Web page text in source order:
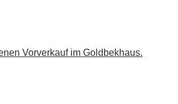
Vorverkauf im Goldbekhaus.